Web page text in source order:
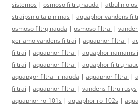
sistemos | osmoso filtrų nauda | atbulinio
straipsniu talpinimas | aquaphor vandens
osmoso filtrų nauda | osmoso filtrai |
geriamo vandens filtrai | aquaphor filtrai |
filtrai | aquaphor filtrai | aquaphor namams
filtrai | aquaphor filtrai | aquaphor filtrų
aquapgor filtrai ir nauda | aquaphor filtrai |
filtrai | aquaphor filtrai | vandens filtru rusys
aquaphor ro-101s | aquaphor ro-102s |